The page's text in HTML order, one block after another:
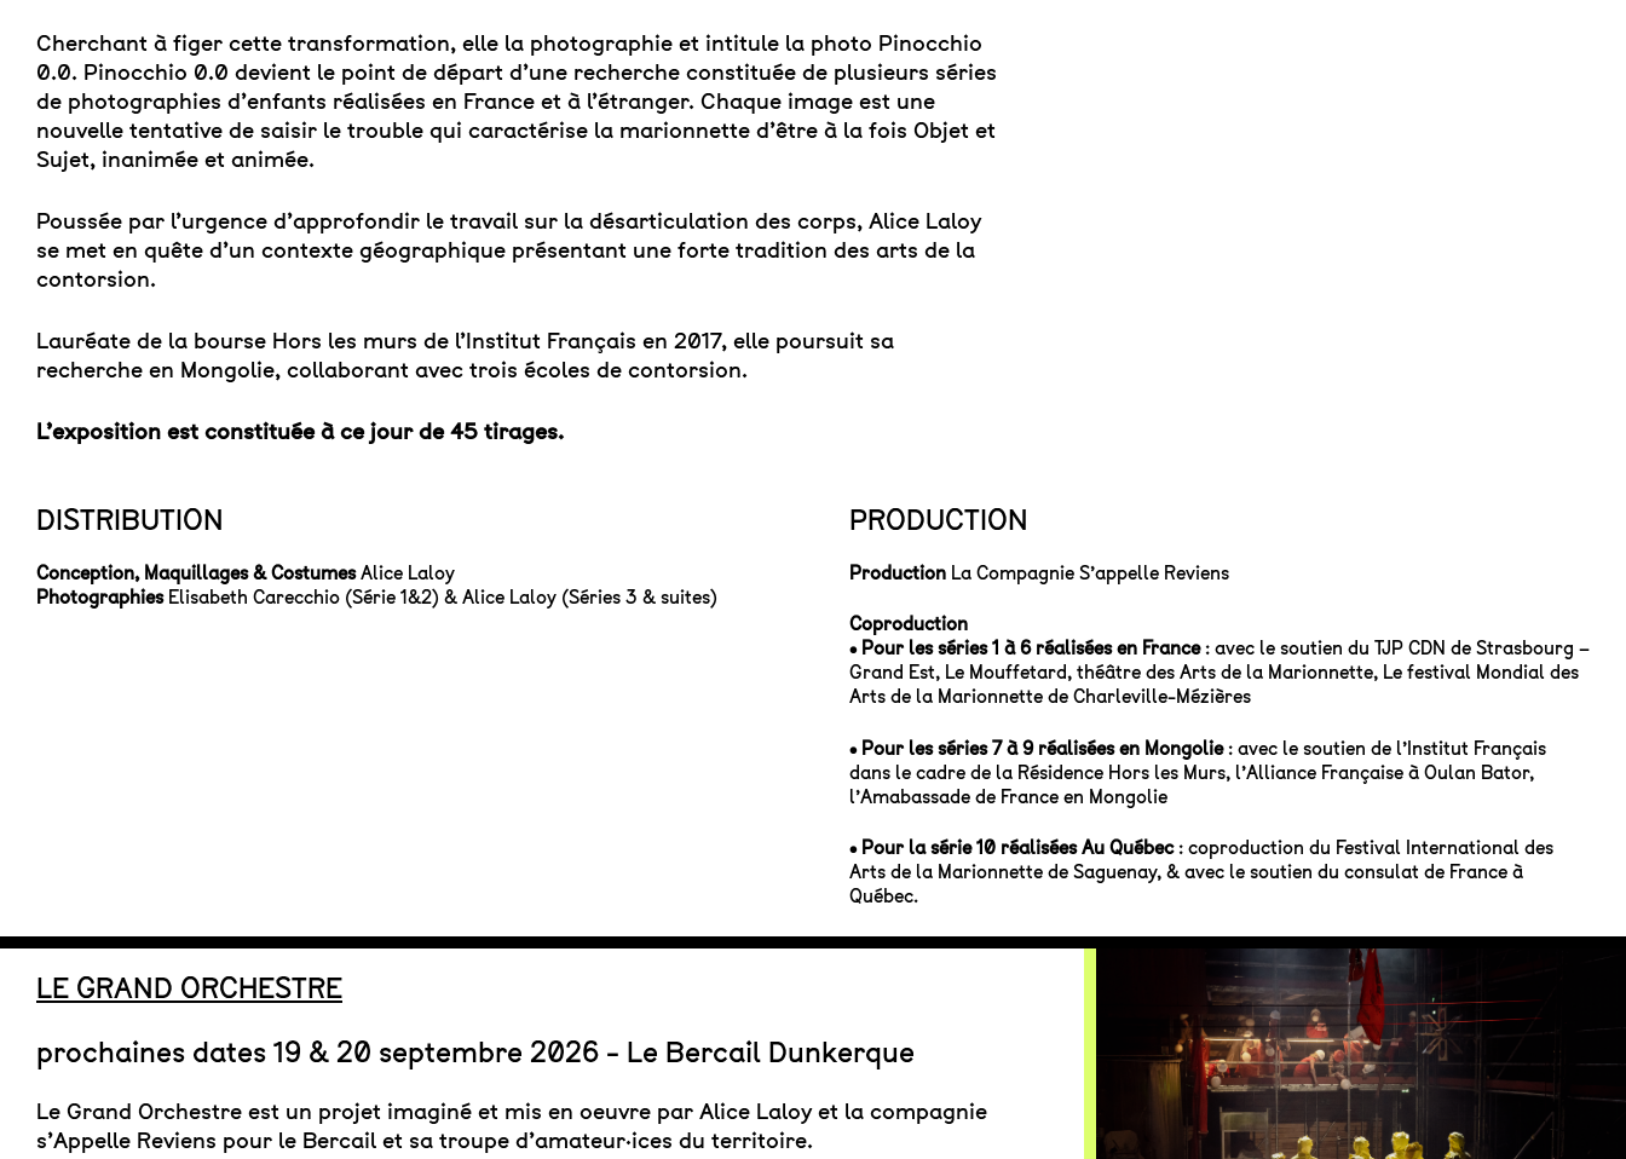
Cherchant à figer cette transformation, elle la photographie et intitule la photo Pinocchio
0.0. Pinocchio 0.0 devient le point de départ d’une recherche constituée de plusieurs séries
de photographies d’enfants réalisées en France et à l’étranger. Chaque image est une
nouvelle tentative de saisir le trouble qui caractérise la marionnette d’être à la fois Objet et
Sujet, inanimée et animée.
Poussée par l’urgence d’approfondir le travail sur la désarticulation des corps, Alice Laloy
se met en quête d’un contexte géographique présentant une forte tradition des arts de la
contorsion.
Lauréate de la bourse Hors les murs de l’Institut Français en 2017, elle poursuit sa
recherche en Mongolie, collaborant avec trois écoles de contorsion.
L’exposition est constituée à ce jour de 45 tirages.
DISTRIBUTION
Conception, Maquillages & CostumesAlice Laloy
PhotographiesElisabeth Carecchio (Série 1&2) & Alice Laloy (Séries 3 & suites)
PRODUCTION
Production La Compagnie S’appelle Reviens
Coproduction
• Pour les séries 1 à 6 réalisées en France: avec le soutien du TJP CDN de Strasbourg –
Grand Est, Le Mouffetard, théâtre des Arts de la Marionnette, Le festival Mondial des
Arts de la Marionnette de Charleville-Mézières
• Pour les séries 7 à 9 réalisées en Mongolie: avec le soutien de l’Institut Français
dans le cadre de la Résidence Hors les Murs, l’Alliance Française à Oulan Bator,
l’Amabassade de France en Mongolie
• Pour la série 10 réalisées Au Québec: coproduction du Festival International des
Arts de la Marionnette de Saguenay, & avec le soutien du consulat de France à
Québec.
LE GRAND ORCHESTRE
prochaines dates 19 & 20 septembre 2026 - Le Bercail Dunkerque
Le Grand Orchestre est un projet imaginé et mis en oeuvre par Alice Laloy et la compagnie
s’Appelle Reviens pour le Bercail et sa troupe d’amateur·ices du territoire.